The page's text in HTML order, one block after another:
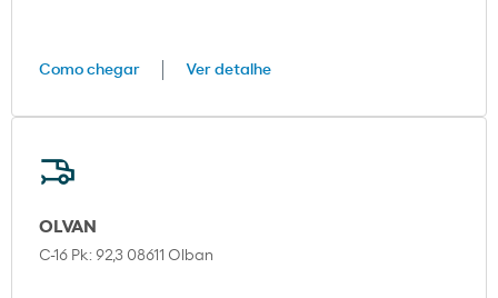
Como chegar Ver detalhe
OLVAN
C-16 Pk: 92,3 08611 Olban